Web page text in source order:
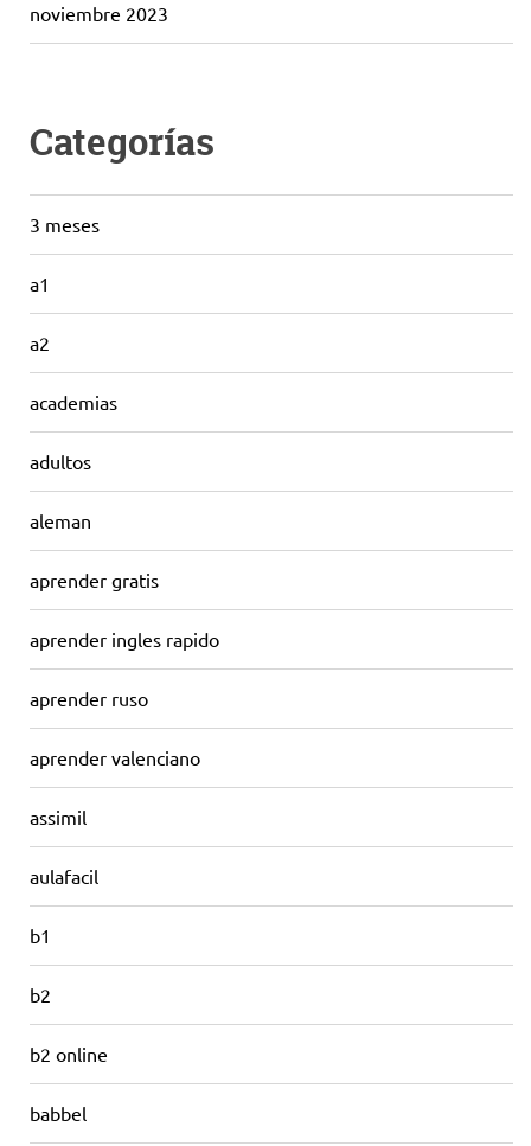
noviembre 2023
Categorías
3 meses
a1
a2
academias
adultos
aleman
aprender gratis
aprender ingles rapido
aprender ruso
aprender valenciano
assimil
aulafacil
b1
b2
b2 online
babbel